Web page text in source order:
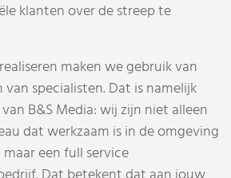
klanten over de streep te
maken we gebruik van
specialisten. Dat is namelijk
B&S Media: wij zijn niet alleen
dat werkzaam is in de omgeving
een full service